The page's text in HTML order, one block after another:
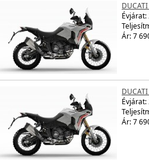
DUCATI
Évjárat:
Ár: 7
DUCATI
Évjárat:
Ár: 7